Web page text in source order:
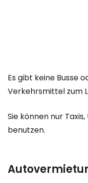
Es gibt keine Busse
Verkehrsmittel zum
Sie können nur
benutzen.